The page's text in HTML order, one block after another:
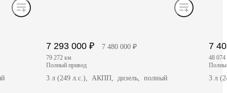
7 293 000 ₽ 7 480 000 ₽
79 272 км
полный привод
3 л (249 л.с.), АКПП, дизель, полный
7
48
3 л